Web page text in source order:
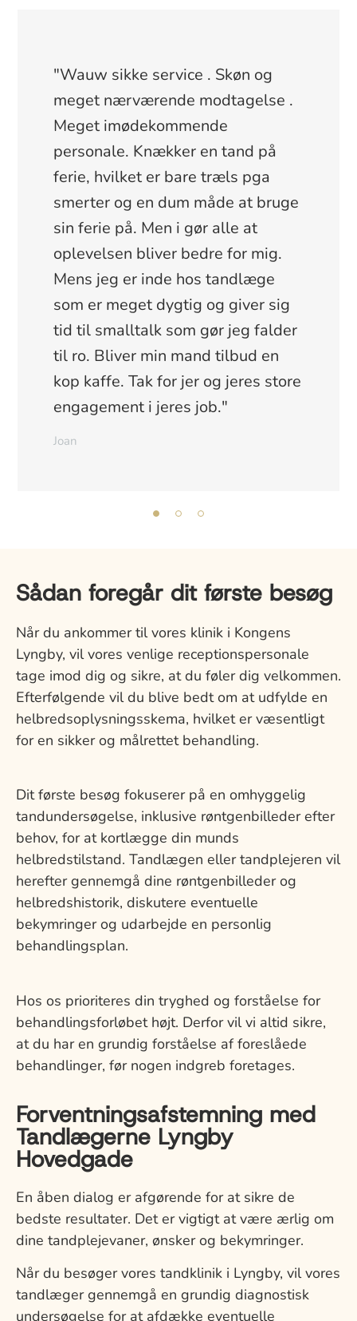
"Wauw sikke service . Skøn og
meget nærværende modtagelse .
Meget imødekommende
personale. Knækker en tand på
ferie, hvilket er bare træls pga
smerter og en dum måde at bruge
sin ferie på. Men i gør alle at
oplevelsen bliver bedre for mig.
Mens jeg er inde hos tandlæge
som er meget dygtig og giver sig
tid til smalltalk som gør jeg falder
til ro. Bliver min mand tilbud en
kop kaffe. Tak for jer og jeres store
engagement i jeres job."
Joan
Sådan foregår dit første besøg
Når du ankommer til vores klinik i Kongens
Lyngby, vil vores venlige receptionspersonale
tage imod dig og sikre, at du føler dig velkommen.
Efterfølgende vil du blive bedt om at udfylde en
helbredsoplysningsskema, hvilket er væsentligt
for en sikker og målrettet behandling.
Dit første besøg fokuserer på en omhyggelig
tandundersøgelse, inklusive røntgenbilleder efter
behov, for at kortlægge din munds
helbredstilstand. Tandlægen eller tandplejeren vil
herefter gennemgå dine røntgenbilleder og
helbredshistorik, diskutere eventuelle
bekymringer og udarbejde en personlig
behandlingsplan.
Hos os prioriteres din tryghed og forståelse for
behandlingsforløbet højt. Derfor vil vi altid sikre,
at du har en grundig forståelse af foreslåede
behandlinger, før nogen indgreb foretages.
Forventningsafstemning med
Tandlægerne Lyngby
Hovedgade
En åben dialog er afgørende for at sikre de
bedste resultater. Det er vigtigt at være ærlig om
dine tandplejevaner, ønsker og bekymringer.
Når du besøger vores tandklinik i Lyngby, vil vores
tandlæger gennemgå en grundig diagnostisk
undersøgelse for at afdække eventuelle